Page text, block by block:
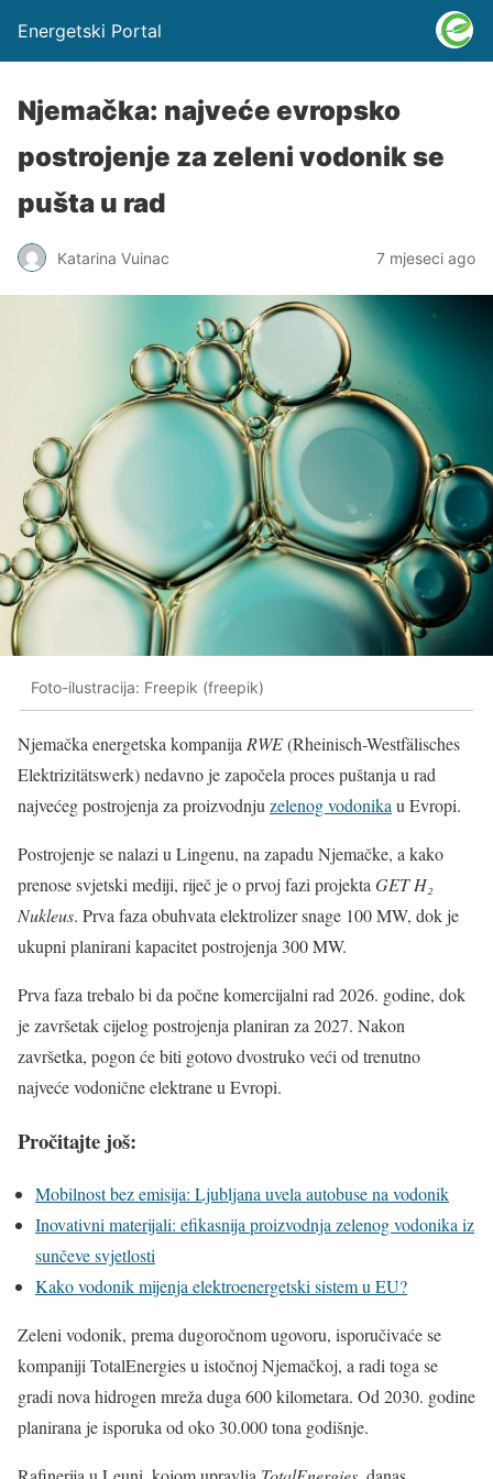
Energetski Portal
Njemačka: najveće evropsko
postrojenje za zeleni vodonik se
pušta u rad
Katarina Vuinac 7 mjeseci ago
Foto-ilustracija: Freepik (freepik)
Njemačka energetska kompanija RWE(Rheinisch-Westfälisches
Elektrizitätswerk) nedavno je započela proces puštanja u rad
najvećeg postrojenja za proizvodnju zelenog vodonika u Evropi.
Postrojenje se nalazi u Lingenu, na zapadu Njemačke, a kako
prenose svjetski mediji, riječ je o prvoj fazi projekta GET H₂
Nukleus. Prva faza obuhvata elektrolizer snage 100 MW, dok je
ukupni planirani kapacitet postrojenja 300 MW.
Prva faza trebalo bi da počne komercijalni rad 2026. godine, dok
je završetak cijelog postrojenja planiran za 2027. Nakon
završetka, pogon će biti gotovo dvostruko veći od trenutno
najveće vodonične elektrane u Evropi.
Pročitajte još:
Mobilnost bez emisija: Ljubljana uvela autobuse na vodonik
Inovativni materijali: efikasnija proizvodnja zelenog vodonika iz
sunčeve svjetlosti
Kako vodonik mijenja elektroenergetski sistem u EU?
Zeleni vodonik, prema dugoročnom ugovoru, isporučivaće se
kompaniji TotalEnergies u istočnoj Njemačkoj, a radi toga se
gradi nova hidrogen mreža duga 600 kilometara. Od 2030. godine
planirana je isporuka od oko 30.000 tona godišnje.